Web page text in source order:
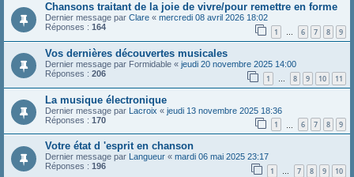
Chansons traitant de la joie de vivre/pour remettre en forme
Dernier message par Clare « mercredi 08 avril 2026 18:02
Réponses : 164 1 … 6 7 8 9
Vos dernières découvertes musicales
Dernier message par Formidable « jeudi 20 novembre 2025 14:00
Réponses : 206 1 … 8 9 10 11
La musique électronique
Dernier message par Lacroix « jeudi 13 novembre 2025 18:36
Réponses : 170 1 6 7 8 9
Votre état d 'esprit en chanson
Dernier message par Langueur « mardi 06 mai 2025 23:17
Réponses : 196 1 … 7 8 9 10